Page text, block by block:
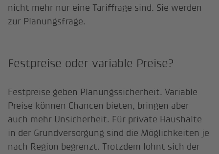
nicht mehr nur eine Tariffrage sind. Sie werden
zur Planungsfrage.
Festpreise oder variable Preise?
Festpreise geben Planungssicherheit. Variable
Preise können Chancen bieten, bringen aber
auch mehr Unsicherheit. Für private Haushalte
in der Grundversorgung sind die Möglichkeiten je
nach Region begrenzt. Trotzdem lohnt sich der